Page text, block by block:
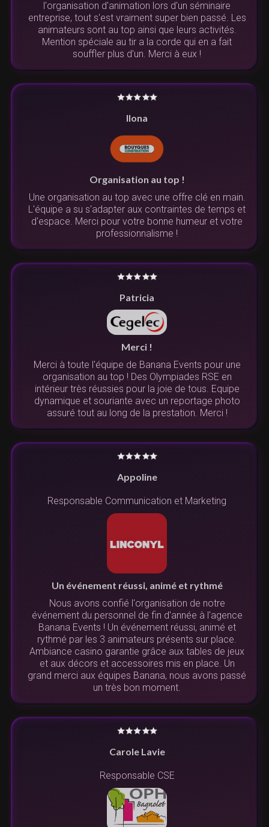
l'organisation d'animation lors d'un séminaire
entreprise, tout s'est vraiment super bien passé. Les
animateurs sont au top ainsi que leurs activités.
Mention spéciale au tir a la corde qui en a fait
souffler plus d'un. Merci à eux !
Ilona
Organisation au top !
Une organisation au top avec une offre clé en main.
L'équipe a su s'adapter aux contraintes de temps et
d'espace. Merci pour votre bonne humeur et votre
professionnalisme !
Patricia
Merci !
Merci à toute l'équipe de Banana Events pour une
organisation au top ! Des Olympiades RSE en
intérieur très réussies pour la joie de tous. Equipe
dynamique et souriante avec un reportage photo
assuré tout au long de la prestation. Merci !
Appoline
Responsable Communication et Marketing
Un événement réussi, animé et rythmé
Nous avons confié l'organisation de notre
événement du personnel de fin d'année à l'agence
Banana Events ! Un événement réussi, animé et
rythmé par les 3 animateurs présents sur place.
Ambiance casino garantie grâce aux tables de jeux
et aux décors et accessoires mis en place. Un
grand merci aux équipes Banana, nous avons passé
un très bon moment.
Carole Lavie
Responsable CSE